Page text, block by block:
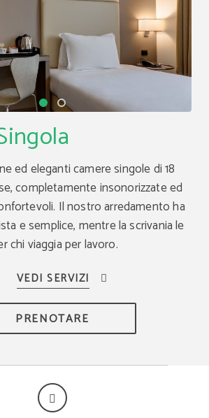
ed eleganti camere singole di 18
completamente insonorizzate ed
Il nostro arredamento ha
e semplice, mentre la scrivania le
chi viaggia per lavoro.
PRENOTARE